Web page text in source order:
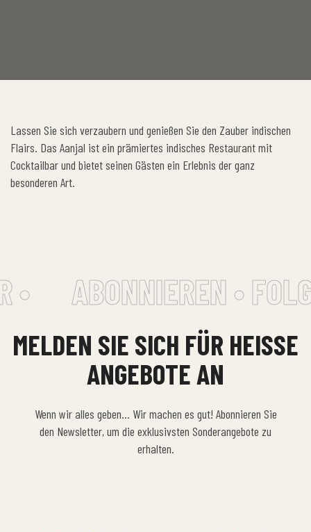
Lassen Sie sich verzaubern und genießen Sie den Zauber indischen
Flairs. Das Aanjal ist ein prämiertes indisches Restaurant mit
Cocktailbar und bietet seinen Gästen ein Erlebnis der ganz
besonderen Art.
• ABONNIEREN •
MELDEN SIE SICH FÜR HEISSE A
NGEBOTE AN
Wenn wir alles geben… Wir machen es gut! Abonnieren Sie
den Newsletter, um die exklusivsten Sonderangebote zu
erhalten.